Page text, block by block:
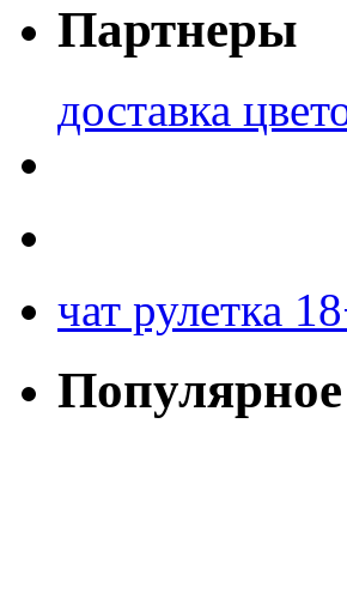
Партнеры
доставка
чат рулетка